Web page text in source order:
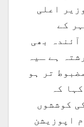
اعلی
کے
آئندہ بھی
ہے ـیہ
تر ہو
کہ
کوششوں
اپوزیشن